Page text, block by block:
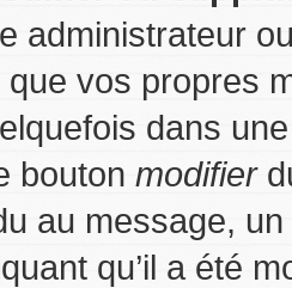
administrateur
vos propres
dans
bouton modifier
au message,
qu’il a été